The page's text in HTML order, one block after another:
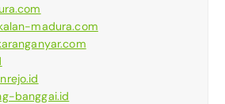
madura.com
banggai.id